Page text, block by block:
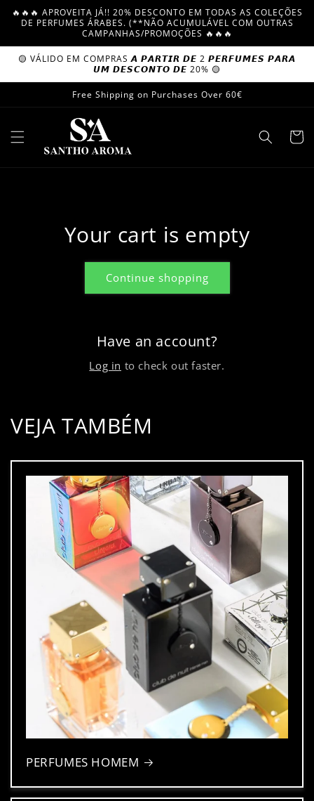
Skip to
content
🔥🔥🔥 APROVEITA JÁ!! 20% DESCONTO EM TODAS AS COLEÇÕES
DE PERFUMES ÁRABES. (**NÃO ACUMULÁVEL COM OUTRAS
CAMPANHAS/PROMOÇÕES 🔥🔥🔥
🟡 VÁLIDO EM COMPRAS 𝘼 𝙋𝘼𝙍𝙏𝙄𝙍 𝘿𝙀 2 𝙋𝙀𝙍𝙁𝙐𝙈𝙀𝙎 𝙋𝘼𝙍𝘼
𝙐𝙈 𝘿𝙀𝙎𝘾𝙊𝙉𝙏𝙊 𝘿𝙀 20% 🟡
Free Shipping on Purchases Over 60€
Cart
Your cart is empty
Continue shopping
Have an account?
Log in to check out faster.
VEJA TAMBÉM
PERFUMES HOMEM